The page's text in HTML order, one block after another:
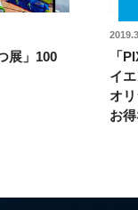
展」100
「
イエ
オ
お